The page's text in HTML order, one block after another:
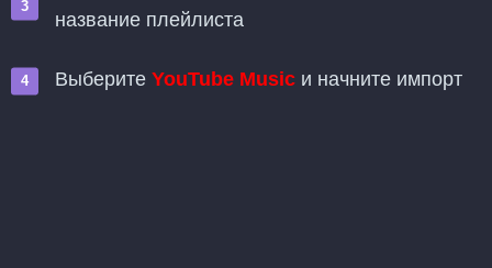
название плейлиста
Выберите YouTube Music и начните импорт